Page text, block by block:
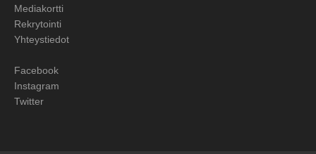
Mediakortti
Rekrytointi
Yhteystiedot
Facebook
Instagram
Twitter